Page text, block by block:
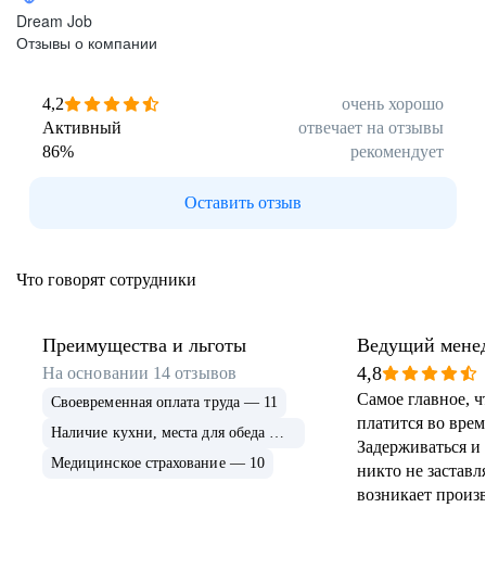
Dream Job
Отзывы о компании
4,2
очень хорошо
Активный
отвечает на отзывы
86% рекомендует
Оставить отзыв
Что говорят сотрудники
Преимущества и льготы
На основании 14 отзывов
Своевременная оплата труда — 11
Наличие кухни, места для обеда — 10
Медицинское страхование — 10
Ведущий
закупкам
4,8
Самое главное,
платится во
Задерживаться и
никто не
возникает